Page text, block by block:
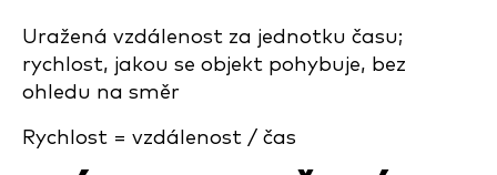
Uražená vzdálenost za jednotku času;
rychlost, jakou se objekt pohybuje, bez
ohledu na směr
Rychlost = vzdálenost / čas